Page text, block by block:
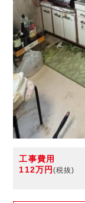
工事費用
112万円 (税抜)